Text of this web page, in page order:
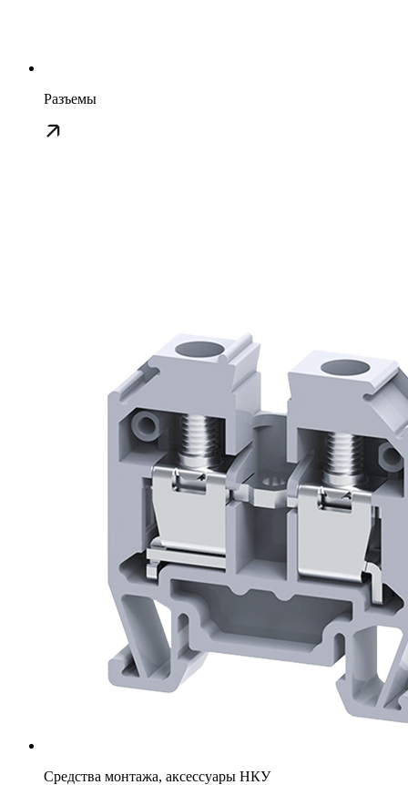
Разъемы
Средства монтажа, аксессуары НКУ